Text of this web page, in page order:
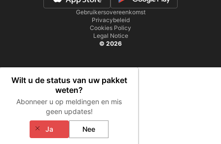
Gebruikersovereenkomst
Privacybeleid
Cookies Policy
Legal Notice
© 2026
Wilt u de status van uw pakket
weten?
Abonneer u op meldingen en mis
geen updates!
Ja Nee